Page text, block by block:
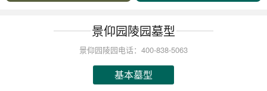
景仰园陵园墓型
景仰园陵园电话：400-838-5063
基本墓型